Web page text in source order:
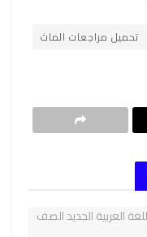
تحميل مراجعات الماث